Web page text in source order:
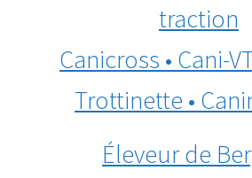
traction
Canicross • Cani-
Trottinette •
Éleveur de